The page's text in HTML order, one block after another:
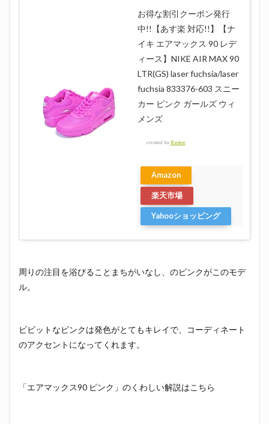
お得な割引クーポン発行
中!!【あす楽 対応!!】【ナ
イキ エアマックス 90 レデ
ィース】NIKE AIR MAX 90
LTR(GS) laser fuchsia/laser
fuchsia 833376-603 スニー
カー ピンク ガールズ ウィ
メンズ
created by Rinker
Amazon
楽天市場
Yahooショッピング
周りの注目を浴びることまちがいなし、のピンクがこのモデ
ル。
ビビットなピンクは発色がとてもキレイで、コーディネート
のアクセントになってくれます。
「エアマックス90 ピンク」のくわしい解説はこちら